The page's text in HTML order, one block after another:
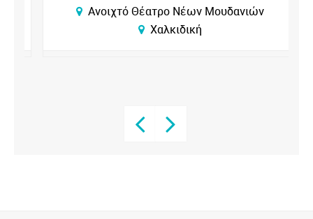
Ανοιχτό Θέατρο Νέων Μουδανιών
Χαλκιδική